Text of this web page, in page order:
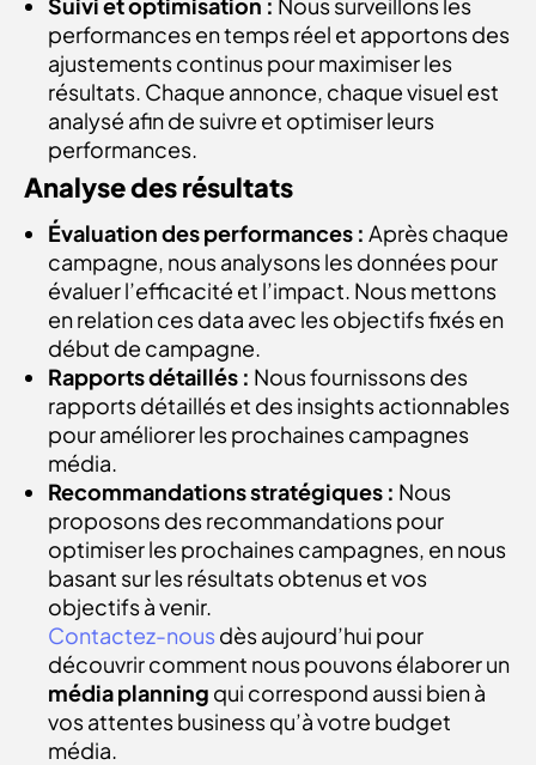
performances en temps réel et apportons des
ajustements continus pour maximiser les
résultats. Chaque annonce, chaque visuel est
analysé afin de suivre et optimiser leurs
performances.
Analyse des résultats
Évaluation des performances : Après chaque
campagne, nous analysons les données pour
évaluer l’efficacité et l’impact. Nous mettons
en relation ces data avec les objectifs fixés en
début de campagne.
Rapports détaillés : Nous fournissons des
rapports détaillés et des insights actionnables
pour améliorer les prochaines campagnes
média.
Recommandations stratégiques : Nous
proposons des recommandations pour
optimiser les prochaines campagnes, en nous
basant sur les résultats obtenus et vos
objectifs à venir.
Contactez-nous dès aujourd’hui pour
découvrir comment nous pouvons élaborer un
média planning qui correspond aussi bien à
vos attentes business qu’à votre budget
média.